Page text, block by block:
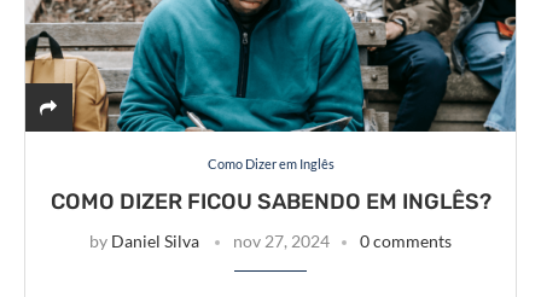
Como Dizer em Inglês
COMO DIZER FICOU SABENDO EM INGLÊS?
by Daniel Silva nov 27, 2024 0 comments